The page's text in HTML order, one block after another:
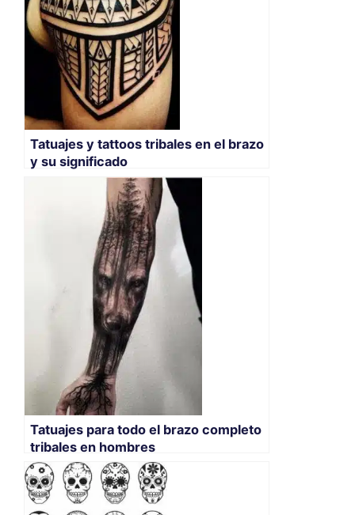
Tatuajes y tattoos tribales en el brazo
y su significado
Tatuajes para todo el brazo completo
tribales en hombres